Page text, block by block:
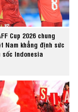
Cup 2026 chung
Nam khẳng định sức
sốc Indonesia